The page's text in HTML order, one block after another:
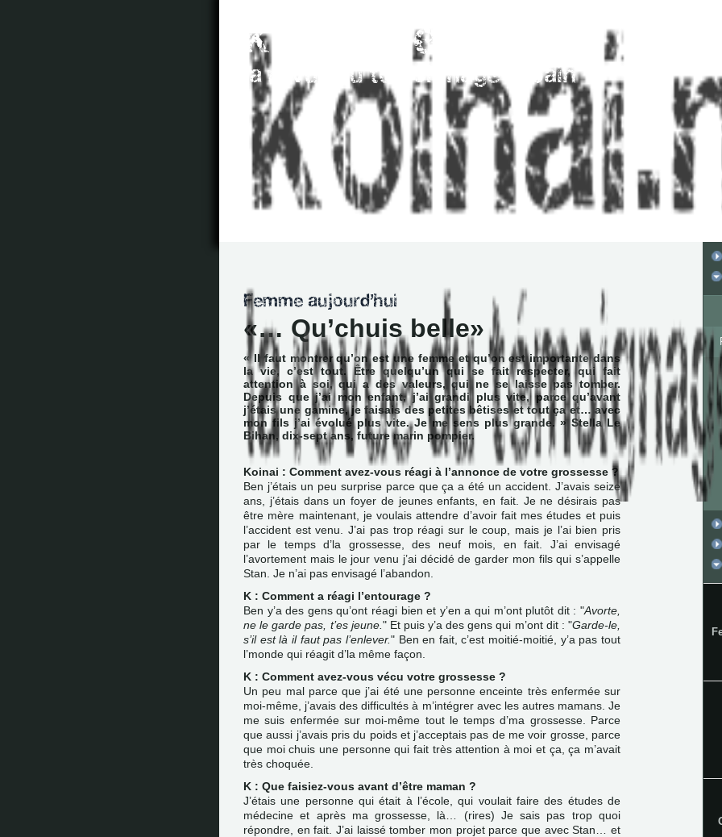
… Qu’chuis belle
« Il faut montrer qu’on est une femme et qu’on est importante dans
la vie, c’est tout. Être quelqu’un qui se fait respecter, qui fait
attention à soi, qui a des valeurs, qui ne se laisse pas tomber.
Depuis que j’ai mon enfant, j’ai grandi plus vite, parce qu’avant
j’étais une gamine, je faisais des petites bêtises et tout ça et… avec
mon fils j’ai évolué plus vite. Je me sens plus grande. » Stella Le
Bihan, dix-sept ans, future marin pompier.
Koinai : Comment avez-vous réagi à l’annonce de votre grossesse ?
Ben j’étais un peu surprise parce que ça a été un accident. J’avais seize
ans, j’étais dans un foyer de jeunes enfants, en fait. Je ne désirais pas
être mère maintenant, je voulais attendre d’avoir fait mes études et puis
l’accident est venu. J’ai pas trop réagi sur le coup, mais je l’ai bien pris
par le temps d’la grossesse, des neuf mois, en fait. J’ai envisagé
l’avortement mais le jour venu j’ai décidé de garder mon fils qui s’appelle
Stan. Je n’ai pas envisagé l’abandon.
K : Comment a réagi l’entourage ?
Ben y’a des gens qu’ont réagi bien et y’en a qui m’ont plutôt dit : "Avorte,
ne le garde pas, t’es jeune. " Et puis y’a des gens qui m’ont dit : "Garde-le,
s’il est là il faut pas l’enlever." Ben en fait, c’est moitié-moitié, y’a pas tout
l’monde qui réagit d’la même façon.
K : Comment avez-vous vécu votre grossesse ?
Un peu mal parce que j’ai été une personne enceinte très enfermée sur
moi-même, j’avais des difficultés à m’intégrer avec les autres mamans. Je
me suis enfermée sur moi-même tout le temps d’ma grossesse. Parce
que aussi j’avais pris du poids et j’acceptais pas de me voir grosse, parce
que moi chuis une personne qui fait très attention à moi et ça, ça m’avait
très choquée.
K : Que faisiez-vous avant d’être maman ?
J’étais une personne qui était à l’école, qui voulait faire des études de
médecine et après ma grossesse, là… (rires) Je sais pas trop quoi
répondre, en fait. J’ai laissé tomber mon projet parce que avec Stan… et